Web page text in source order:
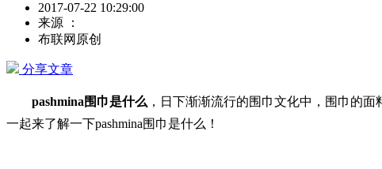
2017-07-22 10:29:00
来源 ：
布联网原创
分享文章
pashmina围巾是什么 ，日下渐渐流行的围巾文化中，围巾的
一起来了解一下pashmina围巾是什么！